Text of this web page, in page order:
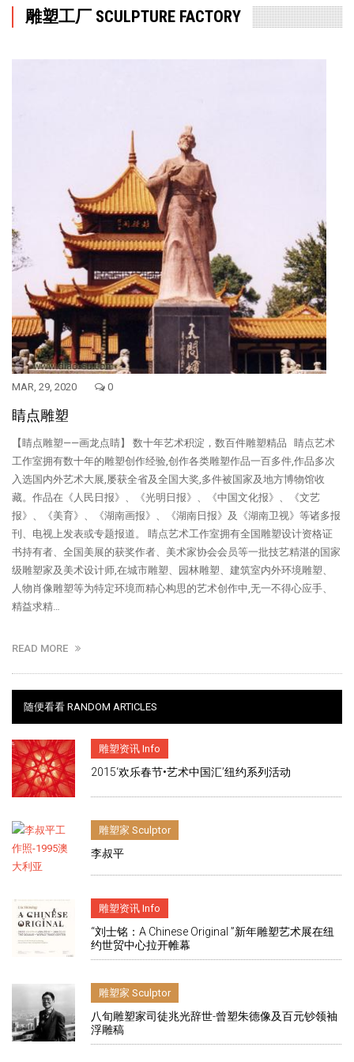
雕塑工厂 SCULPTURE FACTORY
MAR, 29, 2020 0
睛点雕塑
【睛点雕塑——画龙点睛】 数十年艺术积淀，数百件雕塑精品 睛点艺术
工作室拥有数十年的雕塑创作经验,创作各类雕塑作品一百多件,作品多次
入选国内外艺术大展,屡获全省及全国大奖,多件被国家及地方博物馆收
藏。作品在《人民日报》、《光明日报》、《中国文化报》、《文艺
报》、《美育》、《湖南画报》、《湖南日报》及《湖南卫视》等诸多报
刊、电视上发表或专题报道。 睛点艺术工作室拥有全国雕塑设计资格证
书持有者、全国美展的获奖作者、美术家协会会员等一批技艺精湛的国家
级雕塑家及美术设计师,在城市雕塑、园林雕塑、建筑室内外环境雕塑、
人物肖像雕塑等为特定环境而精心构思的艺术创作中,无一不得心应手、
精益求精…
READ MORE
随便看看 RANDOM ARTICLES
雕塑资讯 Info
2015‘欢乐春节•艺术中国汇’纽约系列活动
雕塑家 Sculptor
李叔平
雕塑资讯 Info
“刘士铭：A Chinese Original ”新年雕塑艺术展在纽
约世贸中心拉开帷幕
雕塑家 Sculptor
八旬雕塑家司徒兆光辞世-曾塑朱德像及百元钞领袖
浮雕稿